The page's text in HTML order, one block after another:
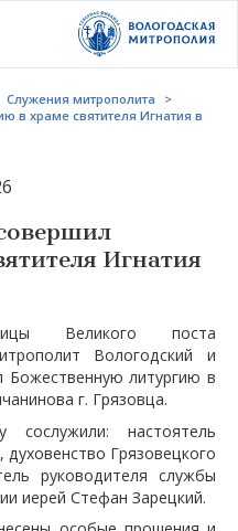
Служения митрополита
>
в храме святителя Игнатия в
Игнатия
Великого поста
Вологодский и
Божественную литургию в
г. Грязовца.
сослужили: настоятель
Грязовецкого
руководителя службы
иерей Стефан Зарецкий.